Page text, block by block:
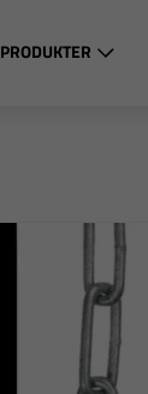
PRODUKTER